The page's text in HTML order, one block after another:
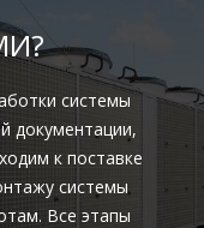
системы
документации,
к поставке
системы
Все этапы